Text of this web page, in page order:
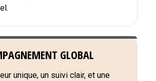
GLOBAL
unique, un suivi clair, et une